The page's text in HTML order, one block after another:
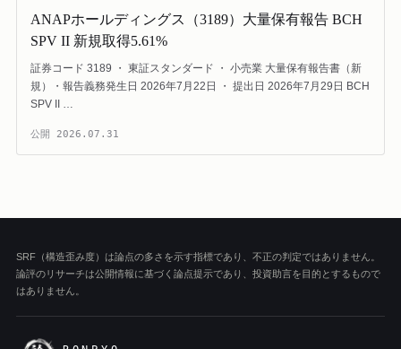
ANAPホールディングス（3189）大量保有報告 BCH
SPV II 新規取得5.61%
証券コード 3189 ・ 東証スタンダード ・ 小売業 大量保有報告書（新
規）・報告義務発生日 2026年7月22日 ・ 提出日 2026年7月29日 BCH
SPV II …
公開 2026.07.31
SRF（構造歪み度）は論点の多さを示す指標であり、不正の判定ではありません。
論評のリサーチは公開情報に基づく論点提示であり、投資助言を目的とするもので
はありません。